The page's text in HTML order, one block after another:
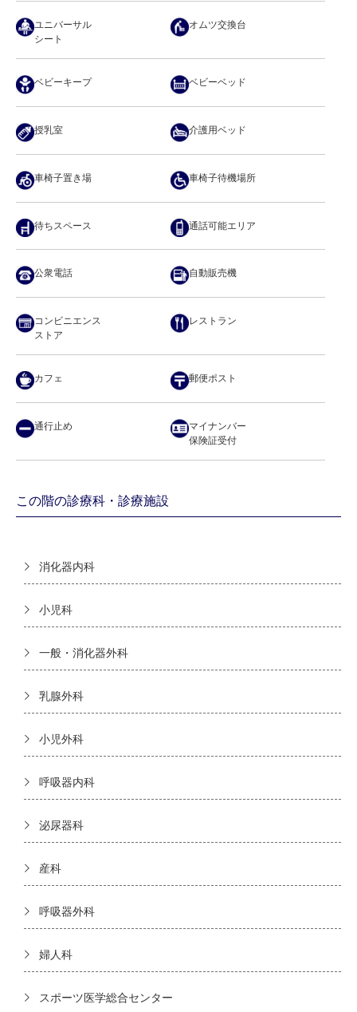
ユニバーサル
シート
オムツ交換台
ベビーキープ ベビーベッド
授乳室 介護用ベッド
車椅子置き場 車椅子待機場所
待ちスペース 通話可能エリア
公衆電話 自動販売機
コンビニエンス
ストア
レストラン
カフェ 郵便ポスト
通行止め
マイナンバー
保険証受付
この階の診療科・診療施設
消化器内科
小児科
一般・消化器外科
乳腺外科
小児外科
呼吸器内科
泌尿器科
産科
呼吸器外科
婦人科
スポーツ医学総合センター